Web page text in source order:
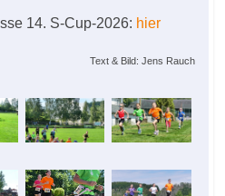
14. S-Cup-2026: hier
Text & Bild: Jens Rauch